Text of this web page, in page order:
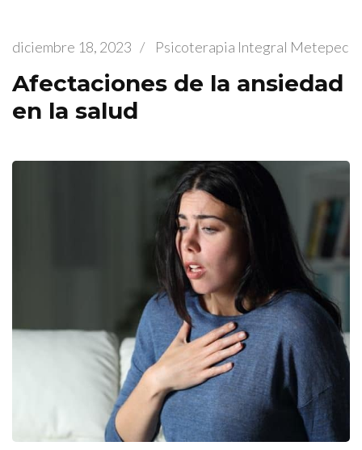
diciembre 18, 2023 / Psicoterapia Integral Metepec
Afectaciones de la ansiedad
en la salud